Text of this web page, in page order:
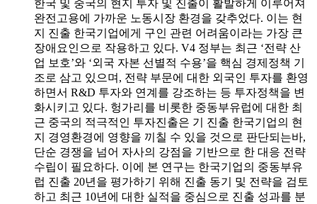
한국 및 중국의 현지 투자 및 진출이 활발하게 이루어져
완전고용에 가까운 노동시장 환경을 갖추었다. 이는 현
지 진출 한국기업에게 구인 관련 어려움이라는 가장 큰
장애요인으로 작용하고 있다. V4 정부는 최근 ‘전략 산
업 보호’와 ‘외국 자본 선별적 수용’을 핵심 경제정책 기
조로 삼고 있으며, 전략 부문에 대한 외국인 투자를 환영
하면서 R&D 투자와 연계를 강조하는 등 투자정책을 변
화시키고 있다. 헝가리를 비롯한 중동부유럽에 대한 최
근 중국의 적극적인 투자진출은 기 진출 한국기업의 현
지 경영환경에 영향을 끼칠 수 있을 것으로 판단되는바,
단순 경쟁을 넘어 자사의 강점을 기반으로 한 대응 전략
수립이 필요하다. 이에 본 연구는 한국기업의 중동부유
럽 진출 20년을 평가하기 위해 진출 동기 및 전략을 검토
하고 최근 10년에 대한 실적을 중심으로 진출 성과를 분